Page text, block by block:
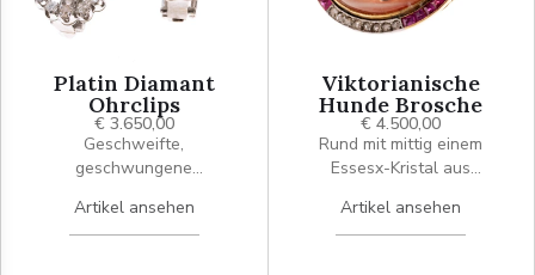
Platin Diamant
Ohrclips
€ 3.650,00
Geschweifte,
geschwungene
mit insgesamt 58
Achtkantdiamanten und vier
Artikel ansehen
Viktorianische
Hunde Brosche
€ 4.500,00
Rund mit mittig einem
Essesx-Kristal aus
Darstellung eines "Naughty
Terrier". Gerahmt wird
Artikel ansehen